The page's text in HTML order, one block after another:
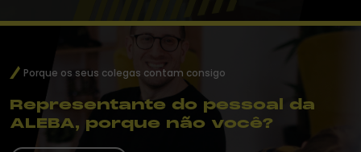
Porque os seus colegas contam consigo
Representante do pessoal da
ALEBA, porque não você?